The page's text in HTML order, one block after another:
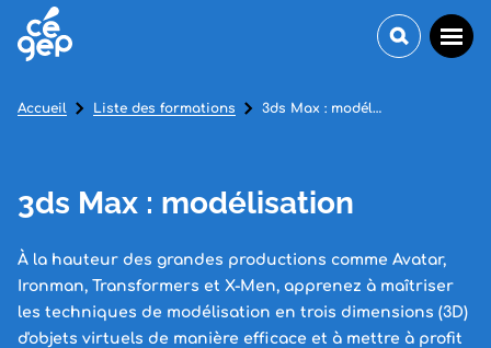
3ds Max : modélisation
À la hauteur des grandes productions comme Avatar,
Ironman, Transformers et X-Men, apprenez à maîtriser
les techniques de modélisation en trois dimensions (3D)
d'objets virtuels de manière efficace et à mettre à profit
Accueil Liste des formations 3ds Max : modélisation